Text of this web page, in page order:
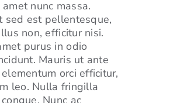
nunc massa.
sed est pellentesque,
non, efficitur nisi.
purus in odio
Mauris ut ante
orci efficitur,
leo. Nulla fringilla
Nunc ac